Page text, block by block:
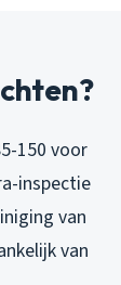
150 voor
inspectie
van
van